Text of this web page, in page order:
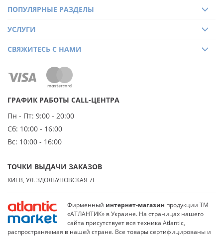
Фирменный интернет-магазин продукции ТМ
«АТЛАНТИК» в Украине. На страницах нашего
сайта присутствует вся техника Atlantic,
распространяемая в нашей стране. Все товары сертифицированы и
ПОПУЛЯРНЫЕ РАЗДЕЛЫ
УСЛУГИ
ГРАФИК РАБОТЫ CALL-ЦЕНТРА
Пн - Пт: 9:00 - 20:00
Сб: 10:00 - 16:00
Вс: 10:00 - 16:00
ТОЧКИ ВЫДАЧИ ЗАКАЗОВ
КИЕВ, УЛ. ЗДОЛБУНОВСКАЯ 7Г
СВЯЖИТЕСЬ С НАМИ